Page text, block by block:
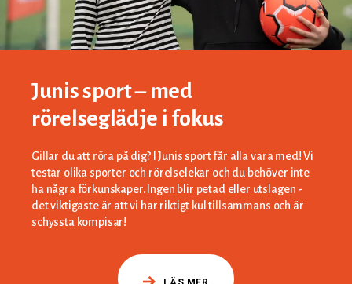
Junis sport – med
rörelseglädje i fokus
Gillar du att röra på dig? I Junis sport får alla vara med! Vi
testar olika sporter och rörelselekar och du behöver inte
ha några förkunskaper. Ingen blir petad eller utslagen -
det viktigaste är att vi har riktigt kul tillsammans och är
schyssta kompisar!